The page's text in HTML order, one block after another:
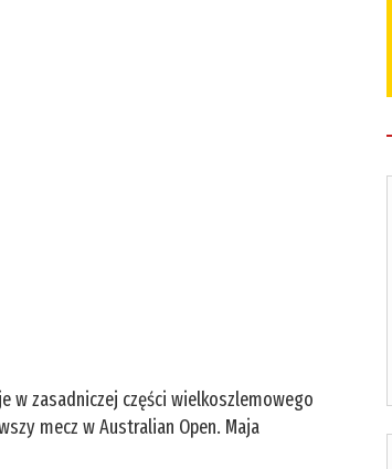
w zasadniczej części wielkoszlemowego
mecz w Australian Open. Maja